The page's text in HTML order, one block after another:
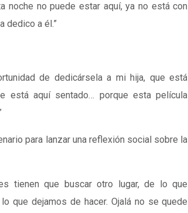
noche no puede estar aquí, ya no está con
dedico a él.”
de dedicársela a mi hija, que está
está aquí sentado… porque esta película
para lanzar una reflexión social sobre la
tienen que buscar otro lugar, de lo que
que dejamos de hacer. Ojalá no se quede